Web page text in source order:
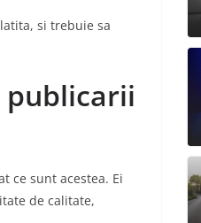
si trebuie sa
publicarii
ce sunt acestea. Ei
de calitate,